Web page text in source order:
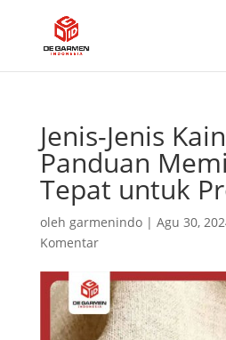
Jenis-Jenis
Panduan
Tepat untuk
oleh garmenindo| Agu 30,
Komentar